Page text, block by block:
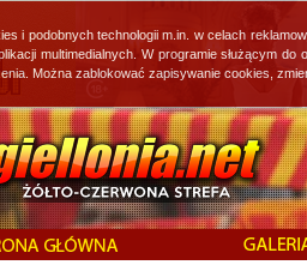
i podobnych technologii m.in. w celach
multimedialnych. W programie służącym
Można zablokować zapisywanie cookies,